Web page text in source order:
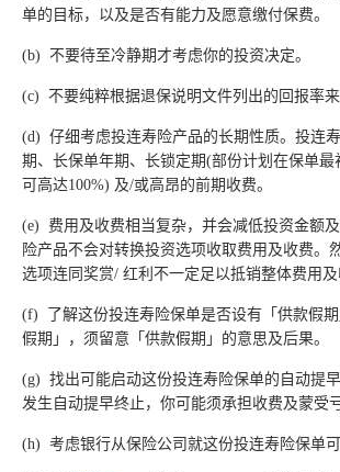
单的目标，以及是否有能力及愿意缴付保费。
(b) 不要待至冷静期才考虑你的投资决定。
(c) 不要纯粹根据退保说明文件列出的回报率来
(d) 仔细考虑投连寿险产品的长期性质。投连
期、长保单年期、长锁定期(部份计划在保单最
可高达100%) 及/或高昂的前期收费。
(e) 费用及收费相当复杂，并会减低投资金额
险产品不会对转换投资选项收取费用及收费。
选项连同奖赏/ 红利不一定足以抵销整体费用及
(f) 了解这份投连寿险保单是否设有「供款假
假期」，须留意「供款假期」的意思及后果。
(g) 找出可能启动这份投连寿险保单的自动提
发生自动提早终止，你可能须承担收费及蒙受亏
(h) 考虑银行从保险公司就这份投连寿险保单可